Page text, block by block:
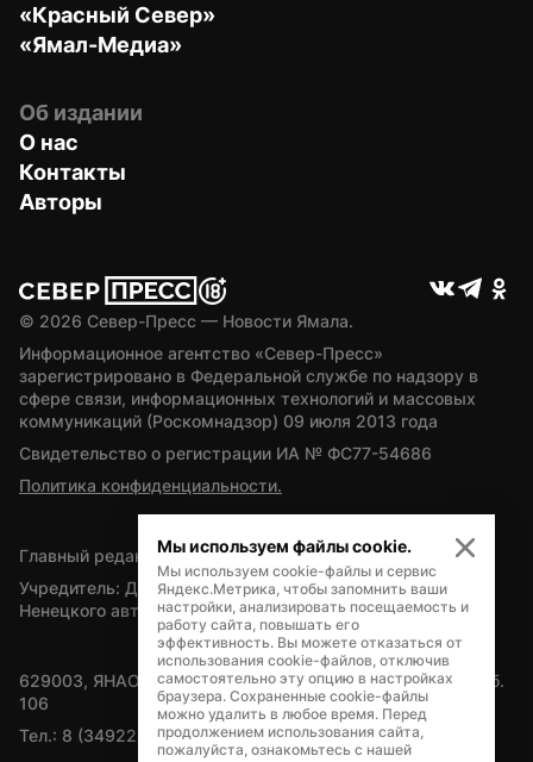
«Красный Север»
«Ямал-Медиа»
Об издании
О нас
Контакты
Авторы
© 2026 Север-Пресс — Новости Ямала.
Информационное агентство «Север-Пресс»
зарегистрировано в Федеральной службе по надзору в
сфере связи, информационных технологий и массовых
коммуникаций (Роскомнадзор) 09 июля 2013 года
Свидетельство о регистрации ИА № ФС77-54686
Политика конфиденциальности.
Главный редактор — А.Л. Поздеев
Учредитель: Департамент внутренней политики Ямало-
Ненецкого автономного округа
629003, ЯНАО, Салехард, мкр. Богдана Кнунянца, д.1, каб.
106
Тел.: 8 (34922) 71262
Мы используем файлы cookie.
Мы используем cookie-файлы и сервис
Яндекс.Метрика, чтобы запомнить ваши
настройки, анализировать посещаемость и
работу сайта, повышать его
эффективность. Вы можете отказаться от
использования cookie-файлов, отключив
самостоятельно эту опцию в настройках
браузера. Сохраненные cookie-файлы
можно удалить в любое время. Перед
продолжением использования сайта,
пожалуйста, ознакомьтесь с нашей